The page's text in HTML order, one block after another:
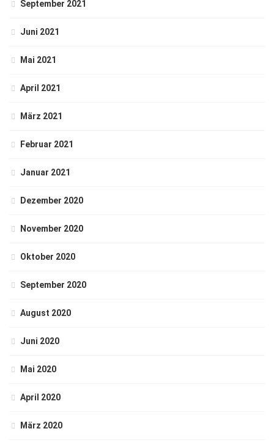
September 2021
Juni 2021
Mai 2021
April 2021
März 2021
Februar 2021
Januar 2021
Dezember 2020
November 2020
Oktober 2020
September 2020
August 2020
Juni 2020
Mai 2020
April 2020
März 2020